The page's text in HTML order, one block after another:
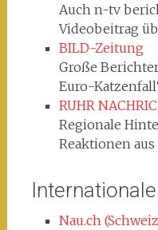
Auch n-tv
Videobeitrag
BILD-Zeitung
Große
Euro-
RUHR
Regionale
Reaktionen aus
Nau.ch